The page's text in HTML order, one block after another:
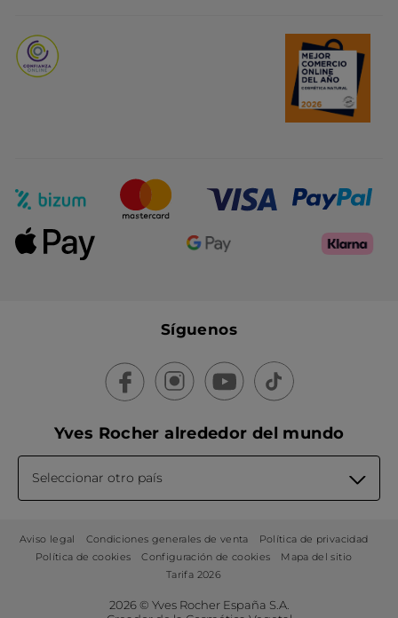
Síguenos
Yves Rocher alrededor del mundo
Seleccionar otro país
Aviso legal Condiciones generales de venta
Política de privacidad
Política de cookies
Configuración de cookies
Mapa del sitio
Tarifa 2026
2026 © Yves Rocher España S.A.